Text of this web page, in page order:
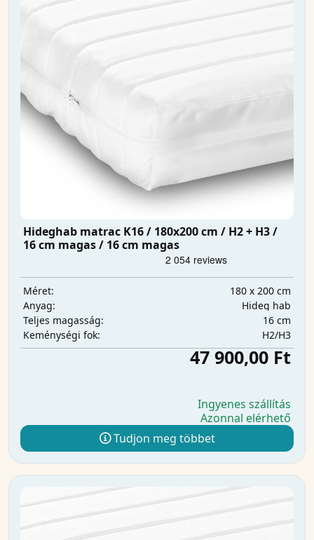
Hideghab matrac K16 / 180x200 cm / H2 + H3 /
16 cm magas / 16 cm magas
Méret:
180 x 200 cm
Anyag:
Hideg hab
Teljes magasság:
16 cm
Keménységi fok:
H2/H3
47 900,00 Ft
Ingyenes szállítás
Azonnal elérhető
Tudjon meg többet